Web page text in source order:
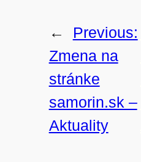
←
Previous:
Zmena na
stránke
samorin.sk –
Aktuality